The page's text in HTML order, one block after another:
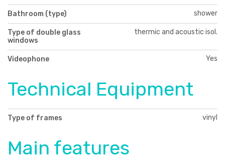
Bathroom (type) shower
Type of double glass
windows
thermic and acoustic isol.
Videophone Yes
Technical Equipment
Type of frames vinyl
Main features